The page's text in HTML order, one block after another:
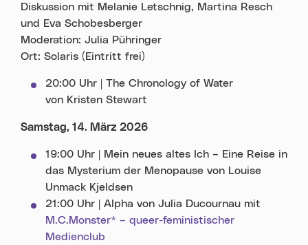
Diskussion mit Melanie Letschnig, Martina Resch
und Eva Schobesberger
Moderation: Julia Pühringer
Ort: Solaris (Eintritt frei)
20:00 Uhr | The Chronology of Water
von Kristen Stewart
Samstag, 14. März 2026
19:00 Uhr | Mein neues altes Ich – Eine Reise in
das Mysterium der Menopause von Louise
Unmack Kjeldsen
21:00 Uhr | Alpha von Julia Ducournau mit
M.C.Monster* – queer-feministischer
Medienclub